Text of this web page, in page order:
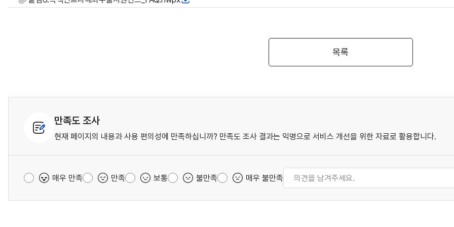
목록
만족도 조사
현재 페이지의 내용과 사용 편의성에 만족하십니까? 만족도 조사 결과는 익명으로 서비스 개선을 위한 자료로 활용합니다.
매우 만족 만족 보통 불만족 매우 불만족